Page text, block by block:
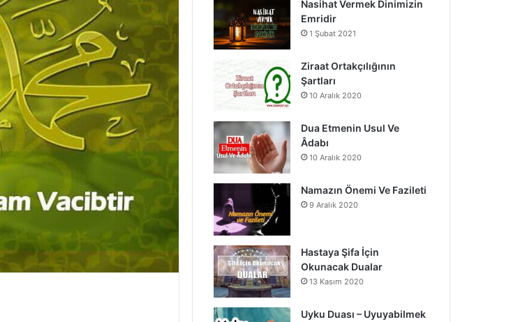
o
o
k
b
g
a
Nasihat Vermek Dinimizin
Emridir
1 Şubat 2021
Ziraat Ortakçılığının
Şartları
10 Aralık 2020
Dua Etmenin Usul Ve
Âdabı
10 Aralık 2020
Namazın Önemi Ve Fazileti
9 Aralık 2020
Hastaya Şifa İçin
Okunacak Dualar
13 Kasım 2020
Uyku Duası – Uyuyabilmek